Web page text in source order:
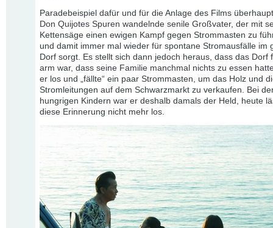
Paradebeispiel dafür und für die Anlage des Films
Don Quijotes Spuren wandelnde senile Großvater, der mit
Kettensäge einen ewigen Kampf gegen Strommasten zu
und damit immer mal wieder für spontane Stromausfälle im
Dorf sorgt. Es stellt sich dann jedoch heraus, dass das Dorf
arm war, dass seine Familie manchmal nichts zu essen
er los und „fällte“ ein paar Strommasten, um das Holz und
Stromleitungen auf dem Schwarzmarkt zu verkaufen. Bei
hungrigen Kindern war er deshalb damals der Held, heute
diese Erinnerung nicht mehr los.